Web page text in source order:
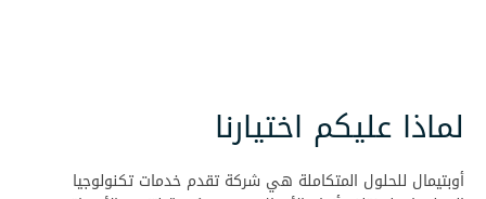
لماذا عليكم اختيارنا
أوبتيمال للحلول المتكاملة هي شركة تقدم خدمات تكنولوجيا